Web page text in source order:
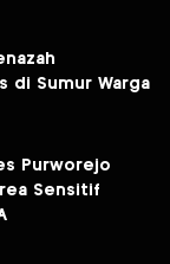
di Sumur Warga
Purworejo
Sensitif